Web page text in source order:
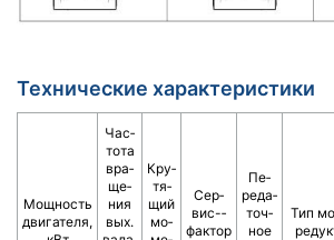
Технические характеристики
Мощ­ность
двигателя,
Час­
то­та
вра­
ще­
ния
вых.
Кру­
тя­
щий
мо­
Сер­
вис-­
фактор
Пе­
ре­да­
точ­
ное
Тип